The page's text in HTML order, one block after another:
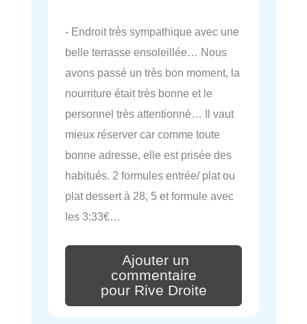
- Endroit très sympathique avec une
belle terrasse ensoleillée… Nous
avons passé un très bon moment, la
nourriture était très bonne et le
personnel très attentionné… Il vaut
mieux réserver car comme toute
bonne adresse, elle est prisée des
habitués. 2 formules entrée/ plat ou
plat dessert à 28, 5 et formule avec
les 3:33€…
Ajouter un
commentaire
pour Rive Droite